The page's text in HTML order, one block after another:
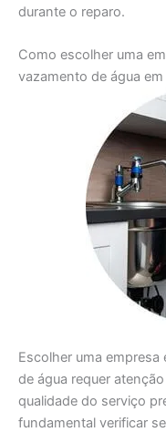
durante o reparo.
Como escolher uma
vazamento de água
Escolher uma
de água requer
qualidade do serviço
fundamental verificar